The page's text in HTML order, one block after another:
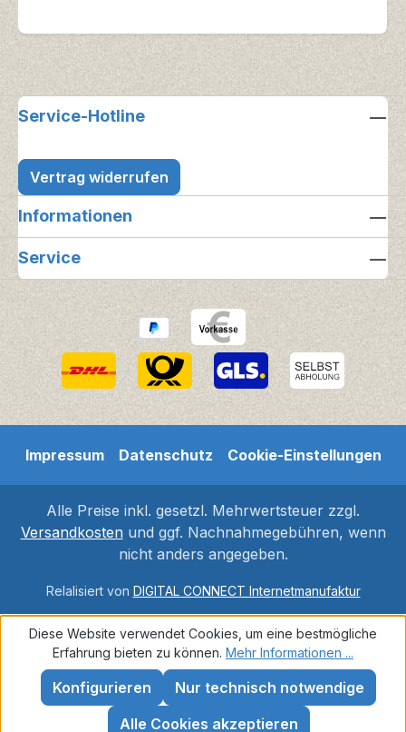
Service-Hotline
Vertrag widerrufen
Informationen
Service
Impressum Datenschutz Cookie-Einstellungen
Alle Preise inkl. gesetzl. Mehrwertsteuer zzgl.
Versandkostenund ggf. Nachnahmegebühren, wenn
nicht anders angegeben.
Relalisiert von DIGITAL CONNECT Internetmanufaktur
Diese Website verwendet Cookies, um eine bestmögliche
Erfahrung bieten zu können. Mehr Informationen ...
Nur technisch notwendige
Konfigurieren
Alle Cookies akzeptieren